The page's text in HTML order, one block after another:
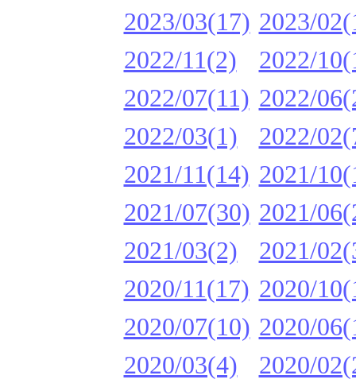
2023/03(17) 2023/
2022/11(2)
2022/
2022/07(11) 2022/
2022/03(1)
2022/
2021/11(14) 2021/
2021/07(30) 2021/
2021/03(2)
2021/
2020/11(17) 2020/
2020/07(10) 2020/
2020/03(4)
2020/